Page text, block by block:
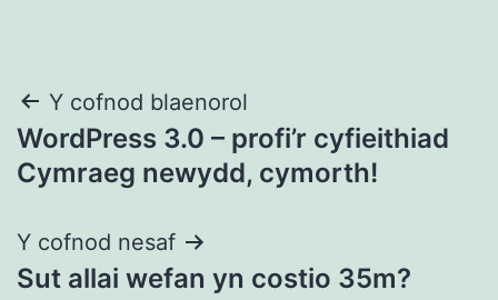
Llywio
cofnod
Y cofnod blaenorol
WordPress 3.0 – profi’r cyfieithiad
Cymraeg newydd, cymorth!
Y cofnod nesaf
Sut allai wefan yn costio 35m?